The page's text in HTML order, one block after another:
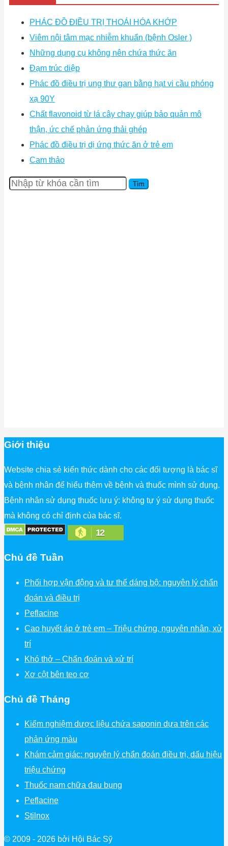
PHÁC ĐỒ ĐIỀU TRỊ THOÁI HÓA KHỚP
Viêm nội tâm mạc nhiễm khuẩn (bệnh Osler )
Những dụng cụ không nên chứa thức ăn
Đạm trúc diệp
Phác đồ điều trị ung thư gan bằng hạt vi cầu phóng
xạ 90Y
Chất flavonoid từ lá cây chay giúp bảo quản mô
thận, ức chế phản ứng thải ghép
Phác đồ điều trị dị ứng thức ăn ở trẻ em
Cam thảo
Giới thiệu
Website chia sẻ kiến thức dành cho các đối tượng là bác sĩ
và bệnh nhân để hiểu thêm về bệnh và thuốc mình sử dụng.
Bệnh nhân sử dụng thuốc lưu ý: không tự ý sử dụng thuốc
mà không có chỉ định của bác sĩ.
12
Chủ đề Tuần
Phối hợp vận động và tư thế dáng bộ: nguyên lý chẩn
đoán và điều trị
Peflacine
Cao huyết áp ở trẻ em – Triệu chứng, nguyên nhân, xử
trí
Khó thở – Chẩn đoán và xử trí
Xơ cột bên teo cơ
Chủ đề Tháng
Kiểm nghiệm dược liệu chứa saponin dựa trên các
phản ứng màu
Khám cảm giác: nguyên lý chẩn đoán điều trị, dấu hiệu
triệu chứng
Thuốc nam chữa đau bụng
Peflacine
Stilnox
© 2009 - 2026 bởi Hội Bác Sỹ